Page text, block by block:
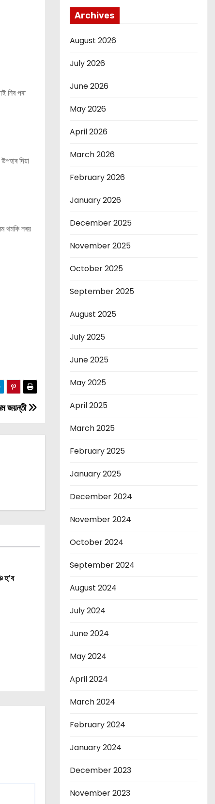
নিব পৰা
দিয়া
থমকি নৰয়
জয়ন্তী
হ’ব
Archives
August 2026
July 2026
June 2026
May 2026
April 2026
March 2026
February 2026
January 2026
December 2025
November 2025
October 2025
September 2025
August 2025
July 2025
June 2025
May 2025
April 2025
March 2025
February 2025
January 2025
December 2024
November 2024
October 2024
September 2024
August 2024
July 2024
June 2024
May 2024
April 2024
March 2024
February 2024
January 2024
December 2023
November 2023